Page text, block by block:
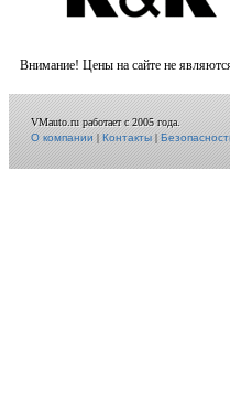
Внимание! Цены на сайте не
VMauto.ru работает с 2005 года.
О компании|Контакты|